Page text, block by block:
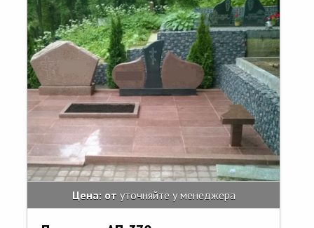
Цена: от уточняйте у менеджера